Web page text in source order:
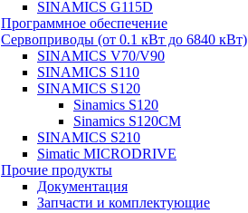
SINAMICS G115D
Программное обеспечение
Сервоприводы (от 0.1 кВт до 6840 кВт)
SINAMICS V70/V90
SINAMICS S110
SINAMICS S120
Sinamics S120
Sinamics S120CM
SINAMICS S210
Simatic MICRODRIVE
Прочие продукты
Документация
Запчасти и комплектующие